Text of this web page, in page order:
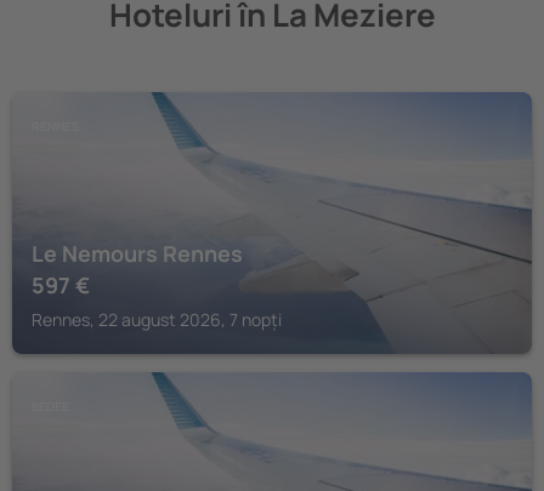
Hoteluri în La Meziere
Le Nemours Rennes
597 €
Rennes, 22 august 2026, 7 nopți